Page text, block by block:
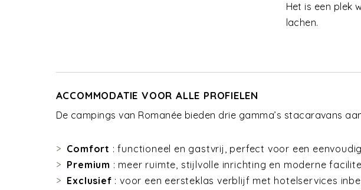
Het is een plek
lachen.
ACCOMMODATIE VOOR ALLE PROFIELEN
De campings van Romanée bieden drie gamma’s stacaravans
Comfort : functioneel en gastvrij, perfect voor een
Premium : meer ruimte, stijlvolle inrichting en moderne
Exclusief : voor een eersteklas verblijf met hotelservices